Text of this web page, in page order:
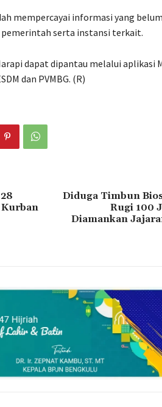
mempercayai informasi yang
serta instansi terkait.
dapat dipantau melalui aplikasi
dan PVMBG. (R)
Kurban
Diduga Timbun
Rugi 100
Diamankan